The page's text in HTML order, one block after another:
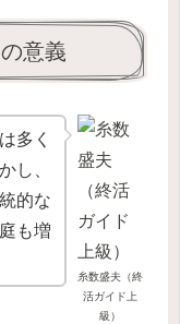
意義
糸数盛夫（終
活ガイド上
級）
多く
し、
的な
も増